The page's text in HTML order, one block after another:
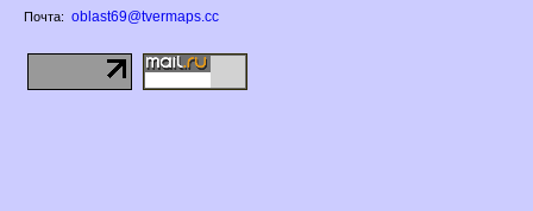
Почта: oblast69@tvermaps.cc